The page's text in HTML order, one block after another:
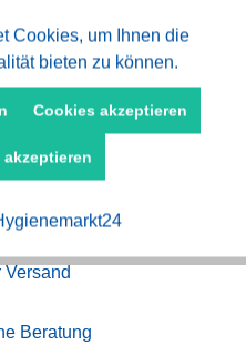
Aktiv
Aktiv
Cookies, um Ihnen die
bieten zu können.
Cookies akzeptieren